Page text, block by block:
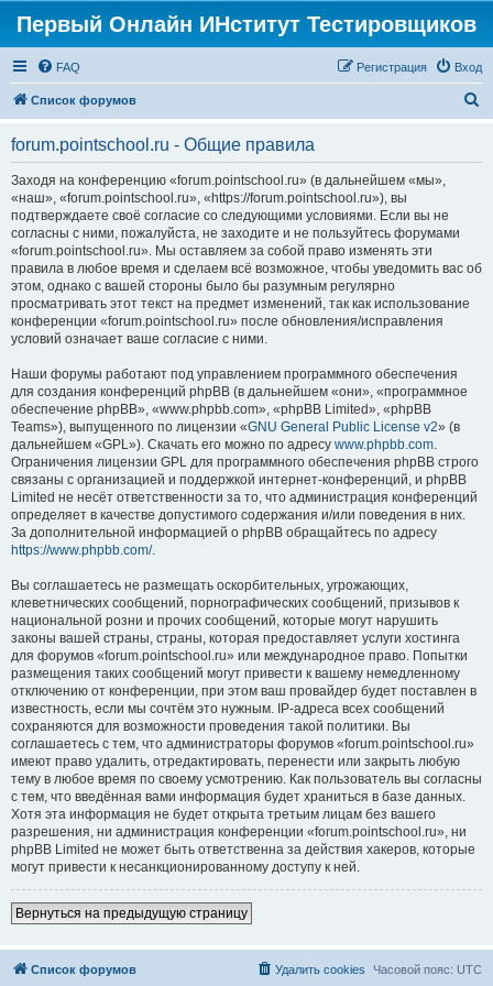
Первый Онлайн ИНститут Тестировщиков
FAQ Вход
Регистрация
Список форумов
forum.pointschool.ru - Общие правила
Заходя на конференцию «forum.pointschool.ru» (в дальнейшем «мы»,
«наш», «forum.pointschool.ru», «https://forum.pointschool.ru»), вы
подтверждаете своё согласие со следующими условиями. Если вы не
согласны с ними, пожалуйста, не заходите и не пользуйтесь форумами
«forum.pointschool.ru». Мы оставляем за собой право изменять эти
правила в любое время и сделаем всё возможное, чтобы уведомить вас об
этом, однако с вашей стороны было бы разумным регулярно
просматривать этот текст на предмет изменений, так как использование
конференции «forum.pointschool.ru» после обновления/исправления
условий означает ваше согласие с ними.
Наши форумы работают под управлением программного обеспечения
для создания конференций phpBB (в дальнейшем «они», «программное
обеспечение phpBB», «www.phpbb.com», «phpBB Limited», «phpBB
Teams»), выпущенного по лицензии «GNU General Public License v2» (в
дальнейшем «GPL»). Скачать его можно по адресу www.phpbb.com.
Ограничения лицензии GPL для программного обеспечения phpBB строго
связаны с организацией и поддержкой интернет-конференций, и phpBB
Limited не несёт ответственности за то, что администрация конференций
определяет в качестве допустимого содержания и/или поведения в них.
За дополнительной информацией о phpBB обращайтесь по адресу
https://www.phpbb.com/.
Вы соглашаетесь не размещать оскорбительных, угрожающих,
клеветнических сообщений, порнографических сообщений, призывов к
национальной розни и прочих сообщений, которые могут нарушить
законы вашей страны, страны, которая предоставляет услуги хостинга
для форумов «forum.pointschool.ru» или международное право. Попытки
размещения таких сообщений могут привести к вашему немедленному
отключению от конференции, при этом ваш провайдер будет поставлен в
известность, если мы сочтём это нужным. IP-адреса всех сообщений
сохраняются для возможности проведения такой политики. Вы
соглашаетесь с тем, что администраторы форумов «forum.pointschool.ru»
имеют право удалить, отредактировать, перенести или закрыть любую
тему в любое время по своему усмотрению. Как пользователь вы согласны
с тем, что введённая вами информация будет храниться в базе данных.
Хотя эта информация не будет открыта третьим лицам без вашего
разрешения, ни администрация конференции «forum.pointschool.ru», ни
phpBB Limited не может быть ответственна за действия хакеров, которые
могут привести к несанкционированному доступу к ней.
Вернуться на предыдущую страницу
Список форумов Часовой пояс: UTC
Удалить cookies